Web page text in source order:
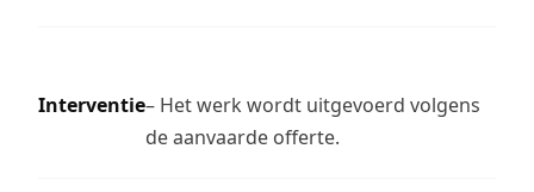
Interventie– Het werk wordt uitgevoerd volgens
de aanvaarde offerte.